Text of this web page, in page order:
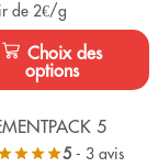
de 2€/g
Choix des
options
5
5 - 3 avis